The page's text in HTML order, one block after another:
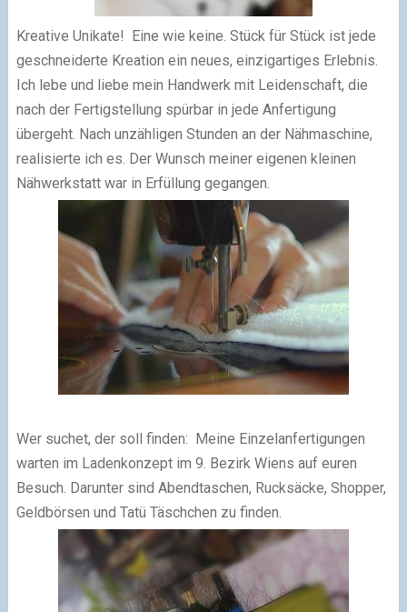
Kreative Unikate! Eine wie keine. Stück für Stück ist jede
geschneiderte Kreation ein neues, einzigartiges Erlebnis.
Ich lebe und liebe mein Handwerk mit Leidenschaft, die
nach der Fertigstellung spürbar in jede Anfertigung
übergeht. Nach unzähligen Stunden an der Nähmaschine,
realisierte ich es. Der Wunsch meiner eigenen kleinen
Nähwerkstatt war in Erfüllung gegangen.
Wer suchet, der soll finden: Meine Einzelanfertigungen
warten im Ladenkonzept im 9. Bezirk Wiens auf euren
Besuch. Darunter sind Abendtaschen, Rucksäcke, Shopper,
Geldbörsen und Tatü Täschchen zu finden.